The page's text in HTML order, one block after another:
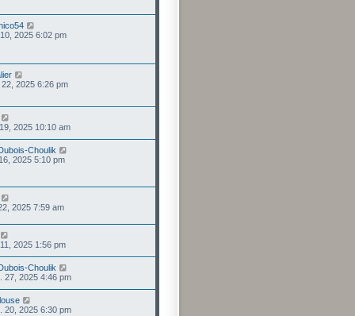
2025 6:02 pm
2025 6:26 pm
2025 10:10 am
Choulik
2025 5:10 pm
2025 7:59 am
2025 1:56 pm
Choulik
27, 2025 4:46 pm
20, 2025 6:30 pm